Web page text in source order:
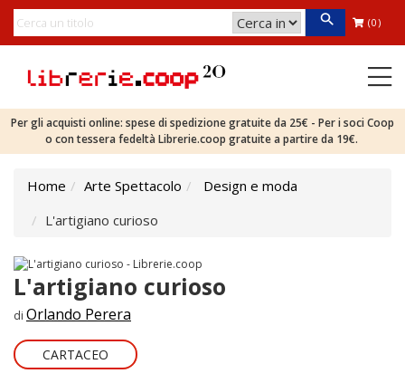
(0)
Per gli acquisti online: spese di spedizione gratuite da 25€ - Per i soci Coop
o con tessera fedeltà Librerie.coop gratuite a partire da 19€.
Home Arte Spettacolo
Design e moda
L'artigiano curioso
L'artigiano curioso
di Orlando Perera
CARTACEO